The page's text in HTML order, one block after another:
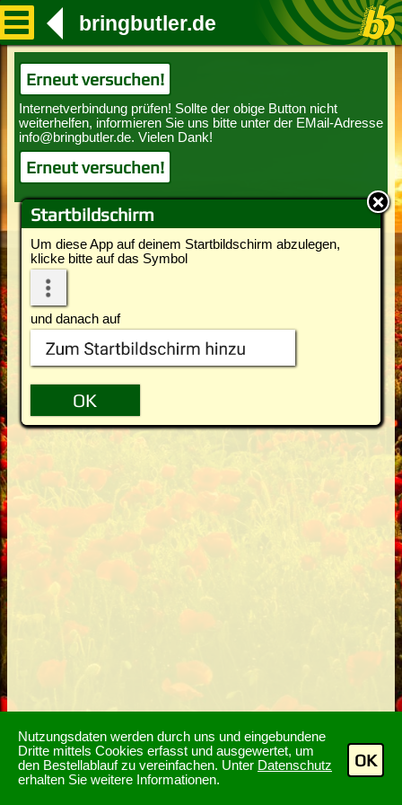
Nutzungsdaten werden durch uns und eingebundene
Dritte mittels Cookies erfasst und ausgewertet, um
den Bestellablauf zu vereinfachen. Unter Datenschutz
erhalten Sie weitere Informationen.
OK
Startbildschirm
Um diese App auf deinem Startbildschirm abzulegen,
klicke bitte auf das Symbol
und danach auf
bringbutler.de
Erneut versuchen!
Erneut versuchen!